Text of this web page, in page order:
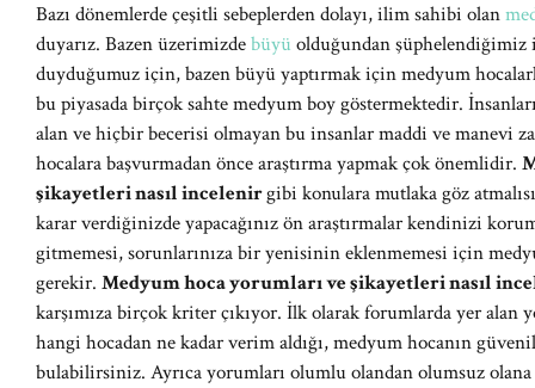
Bazı dönemlerde çeşitli sebeplerden dolayı, ilim sahibi olan
duyarız. Bazen üzerimizdebüyü olduğundan
duyduğumuz için, bazen büyü yaptırmak için medyum
bu piyasada birçok sahte medyum boy göstermektedir.
alan ve hiçbir becerisi olmayan bu insanlar maddi ve manevi
hocalara başvurmadan önce araştırma yapmak çok önemlidir.
şikayetleri nasıl incelenirgibi konulara mutlaka göz
karar verdiğinizde yapacağınız ön araştırmalar kendinizi
gitmemesi, sorunlarınıza bir yenisinin eklenmemesi için
gerekir. Medyum hoca yorumları ve şikayetleri nasıl
karşımıza birçok kriter çıkıyor. İlk olarak forumlarda yer alan
hangi hocadan ne kadar verim aldığı, medyum hocanın
bulabilirsiniz. Ayrıca yorumları olumlu olandan olumsuz olana